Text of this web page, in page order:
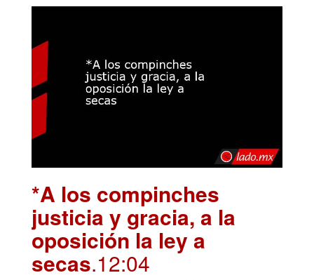
*A los compinches
justicia y gracia, a la
oposición la ley a
secas.12:04